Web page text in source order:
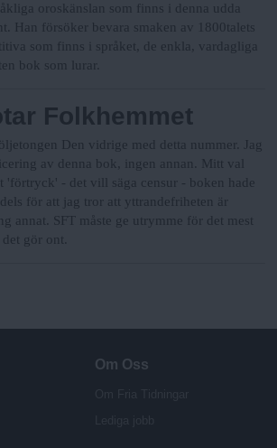
oroskänslan som finns i denna udda
Han försöker bevara smaken av 1800talets
som finns i språket, de enkla, vardagliga
bok som lurar.
Folkhemmet
Den vidrige med detta nummer.
Jag
av denna bok, ingen annan.
Mitt val
'förtryck' - det vill säga censur - boken hade
för att jag tror att yttrandefriheten är
annat. SFT måste ge utrymme för det mest
gör ont.
Om Oss